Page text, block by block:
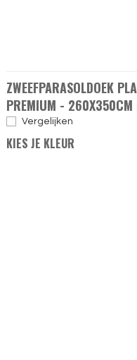
ZWEEFPARASOLDOEK
PREMIUM - 260X350CM
Vergelijken
KIES JE KLEUR